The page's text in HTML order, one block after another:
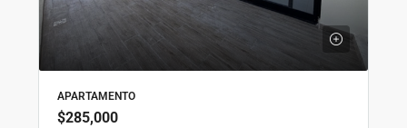
APARTAMENTO
$285,000